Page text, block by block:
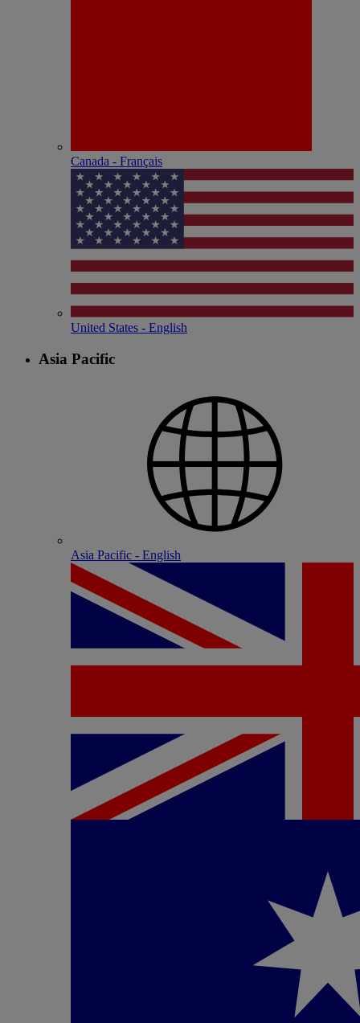
Canada - Français
United States - English
Asia Pacific
Asia Pacific - English